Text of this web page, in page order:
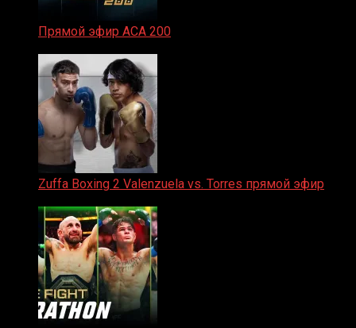
Прямой эфир ACA 200
Zuffa Boxing 2 Valenzuela vs. Torres прямой эфир